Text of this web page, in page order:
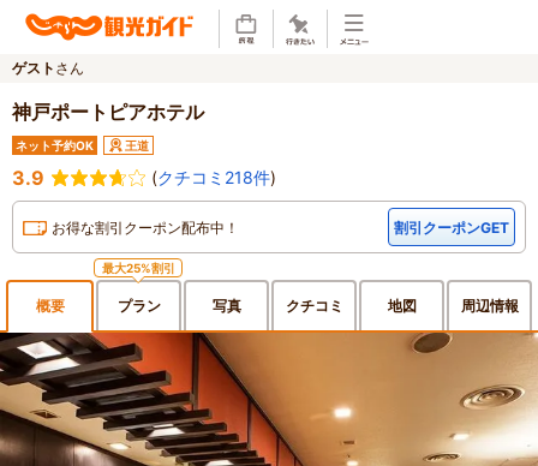
ゲスト さん
神戸ポートピアホテル
ネット予約OK 王道
3.9 (クチコミ218件)
お得な割引クーポン配布中！ 割引クーポンGET
概要
最大25%割引
プラン 写真 クチコミ 地図 周辺情報